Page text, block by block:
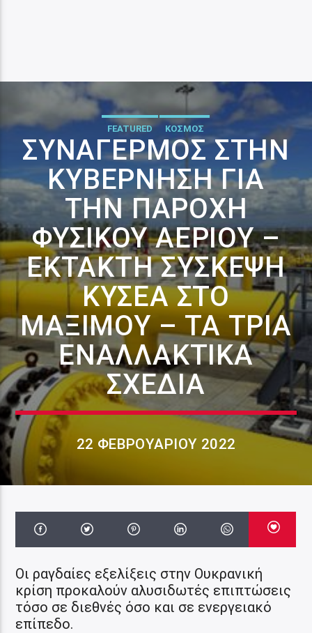
FEATURED ΚΟΣΜΟΣ
ΣΥΝΑΓΕΡΜΌΣ ΣΤΗΝ
ΚΥΒΈΡΝΗΣΗ ΓΙΑ
ΤΗΝ ΠΑΡΟΧΉ
ΦΥΣΙΚΟΎ ΑΕΡΊΟΥ –
ΈΚΤΑΚΤΗ ΣΎΣΚΕΨΗ
ΚΥΣΕΑ ΣΤΟ
ΜΑΞΊΜΟΥ – ΤΑ ΤΡΊΑ
ΕΝΑΛΛΑΚΤΙΚΆ
ΣΧΈΔΙΑ
22 ΦΕΒΡΟΥΑΡΊΟΥ 2022
Οι ραγδαίες εξελίξεις στην Ουκρανική
κρίση προκαλούν αλυσιδωτές επιπτώσεις
τόσο σε διεθνές όσο και σε ενεργειακό
επίπεδο.